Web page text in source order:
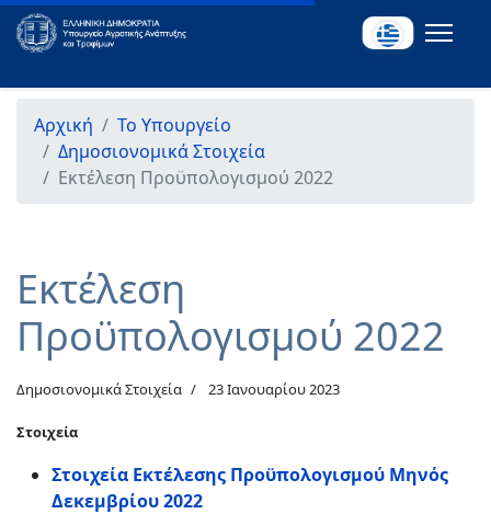
Αρχική
Το Υπουργείο
Δημοσιονομικά Στοιχεία
Εκτέλεση Προϋπολογισμού 2022
Εκτέλεση
Προϋπολογισμού 2022
Δημοσιονομικά Στοιχεία 23 Ιανουαρίου 2023
Στοιχεία
Στοιχεία Εκτέλεσης Προϋπολογισμού Μηνός
Δεκεμβρίου 2022